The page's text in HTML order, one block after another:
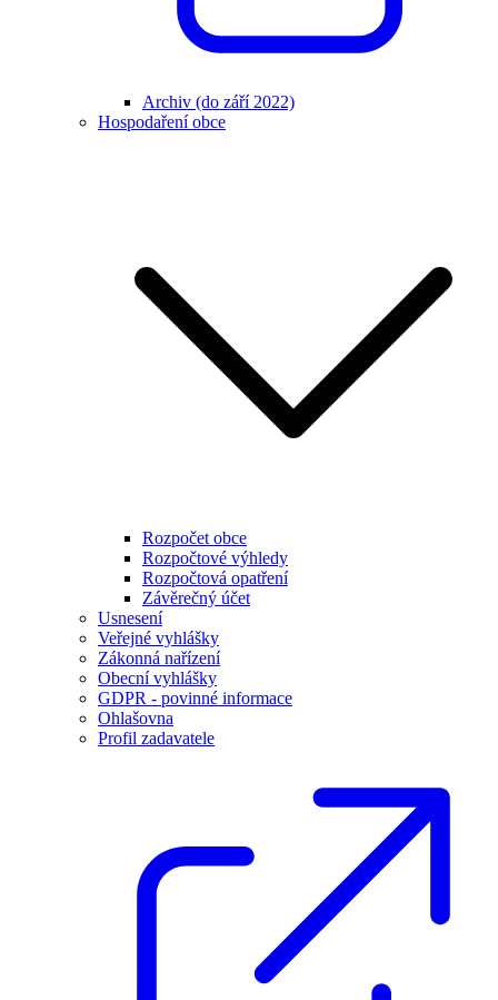
Archiv (do září 2022)
Hospodaření obce
Rozpočet obce
Rozpočtové výhledy
Rozpočtová opatření
Závěrečný účet
Usnesení
Veřejné vyhlášky
Zákonná nařízení
Obecní vyhlášky
GDPR - povinné informace
Ohlašovna
Profil zadavatele